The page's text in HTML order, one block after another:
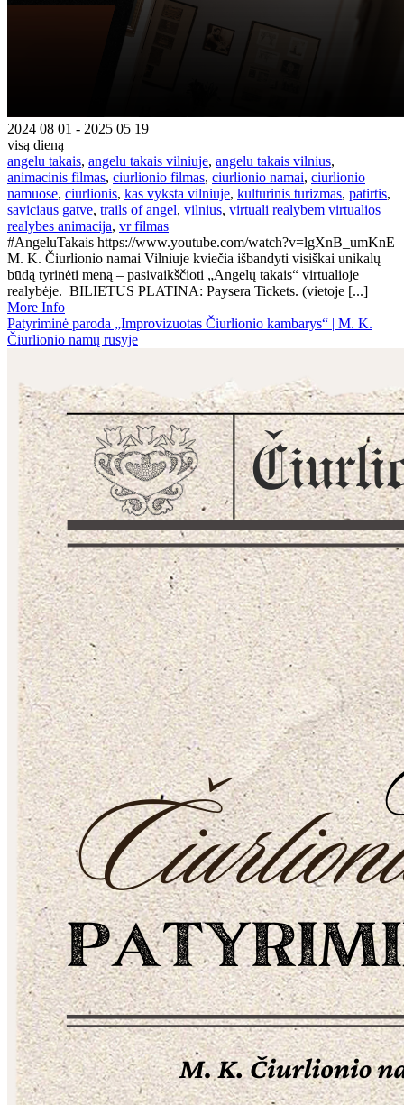
2024 08 01 - 2025 05 19
visą dieną
angelu takais, angelu takais vilniuje, angelu takais vilnius,
animacinis filmas, ciurlionio filmas, ciurlionio namai, ciurlionio
namuose, ciurlionis, kas vyksta vilniuje, kulturinis turizmas, patirtis,
saviciaus gatve, trails of angel, vilnius, virtuali realybem virtualios
realybes animacija, vr filmas
#AngeluTakais https://www.youtube.com/watch?v=lgXnB_umKnE
M. K. Čiurlionio namai Vilniuje kviečia išbandyti visiškai unikalų
būdą tyrinėti meną – pasivaikščioti „Angelų takais“ virtualioje
realybėje. BILIETUS PLATINA: Paysera Tickets. (vietoje [...]
More Info
Patyriminė paroda „Improvizuotas Čiurlionio kambarys“ | M. K.
Čiurlionio namų rūsyje